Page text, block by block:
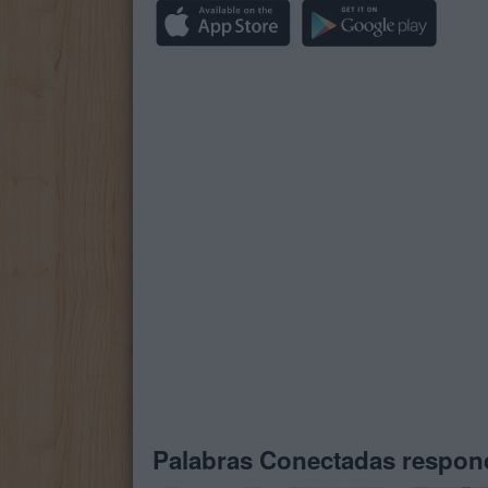
Palabras Conectadas